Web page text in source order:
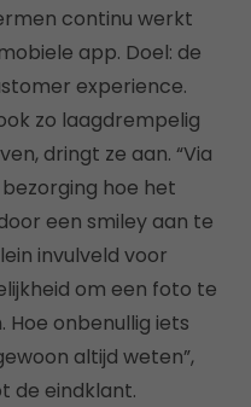
continu werkt
app. Doel: de
experience.
zo laagdrempelig
dringt ze aan. “Via
hoe het
een smiley aan te
invulveld voor
om een foto te
Hoe onbenullig iets
altijd weten”,
de eindklant.